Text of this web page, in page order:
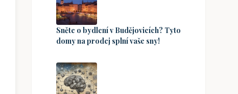
Sněte o bydlení v Budějovicích? Tyto
domy na prodej splní vaše sny!